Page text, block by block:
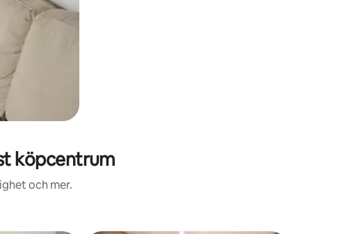
köpcentrum
och mer.